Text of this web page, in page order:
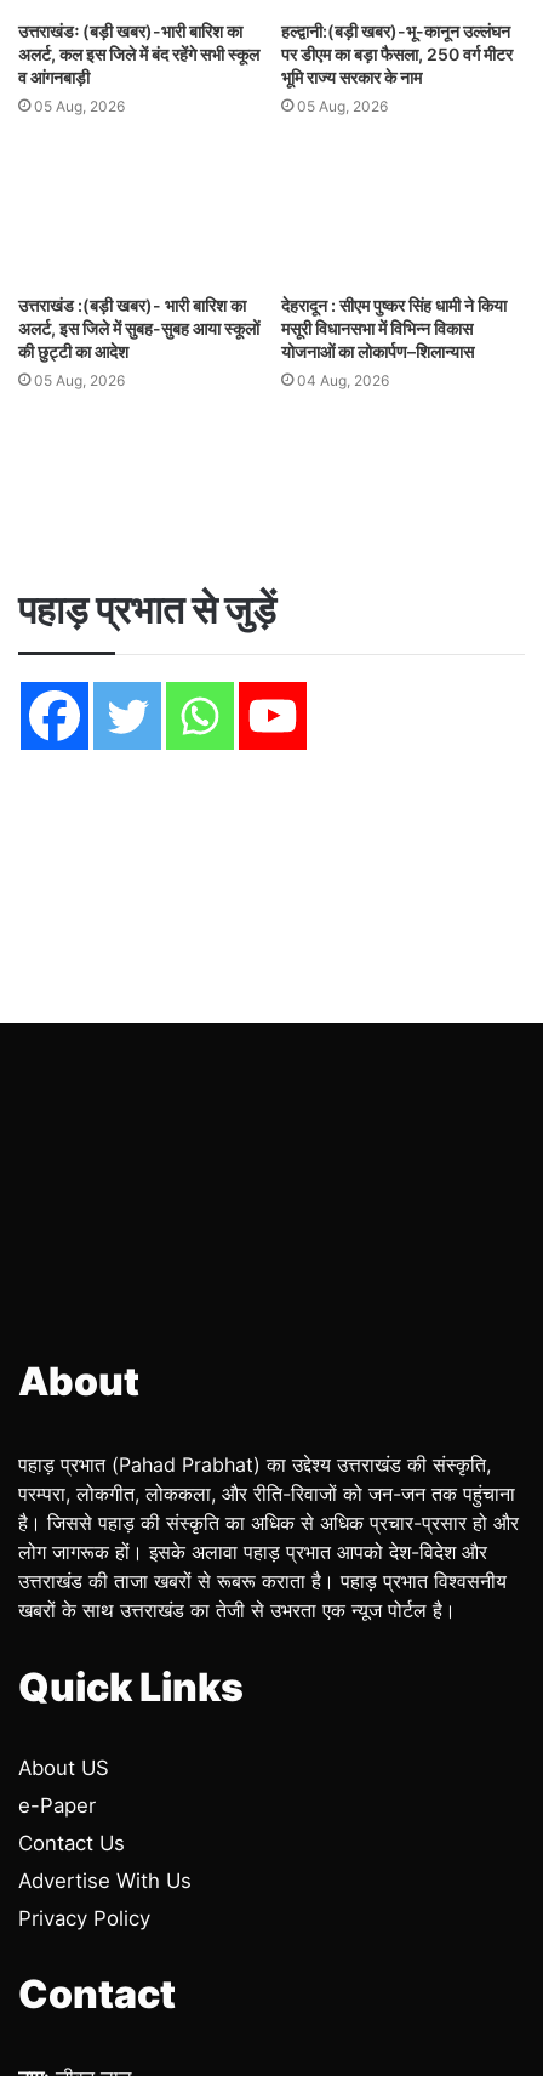
उत्तराखंडः (बड़ी खबर)-भारी बारिश का
अलर्ट, कल इस जिले में बंद रहेंगे सभी स्कूल
व आंगनबाड़ी
05 Aug, 2026
हल्द्वानी:(बड़ी खबर)-भू-कानून उल्लंघन
पर डीएम का बड़ा फैसला, 250 वर्ग मीटर
भूमि राज्य सरकार के नाम
05 Aug, 2026
उत्तराखंड :(बड़ी खबर)- भारी बारिश का
अलर्ट, इस जिले में सुबह-सुबह आया स्कूलों
की छुट्टी का आदेश
05 Aug, 2026
देहरादून : सीएम पुष्कर सिंह धामी ने किया
मसूरी विधानसभा में विभिन्न विकास
योजनाओं का लोकार्पण–शिलान्यास
04 Aug, 2026
पहाड़ प्रभात से जुड़ें
About
पहाड़ प्रभात (Pahad Prabhat) का उद्देश्य उत्तराखंड की संस्कृति,
परम्परा, लोकगीत, लोककला, और रीति-रिवाजों को जन-जन तक पहुंचाना
है। जिससे पहाड़ की संस्कृति का अधिक से अधिक प्रचार-प्रसार हो और
लोग जागरूक हों। इसके अलावा पहाड़ प्रभात आपको देश-विदेश और
उत्तराखंड की ताजा खबरों से रूबरू कराता है। पहाड़ प्रभात विश्वसनीय
खबरों के साथ उत्तराखंड का तेजी से उभरता एक न्यूज पोर्टल है।
Quick Links
About US
e-Paper
Contact Us
Advertise With Us
Privacy Policy
Contact